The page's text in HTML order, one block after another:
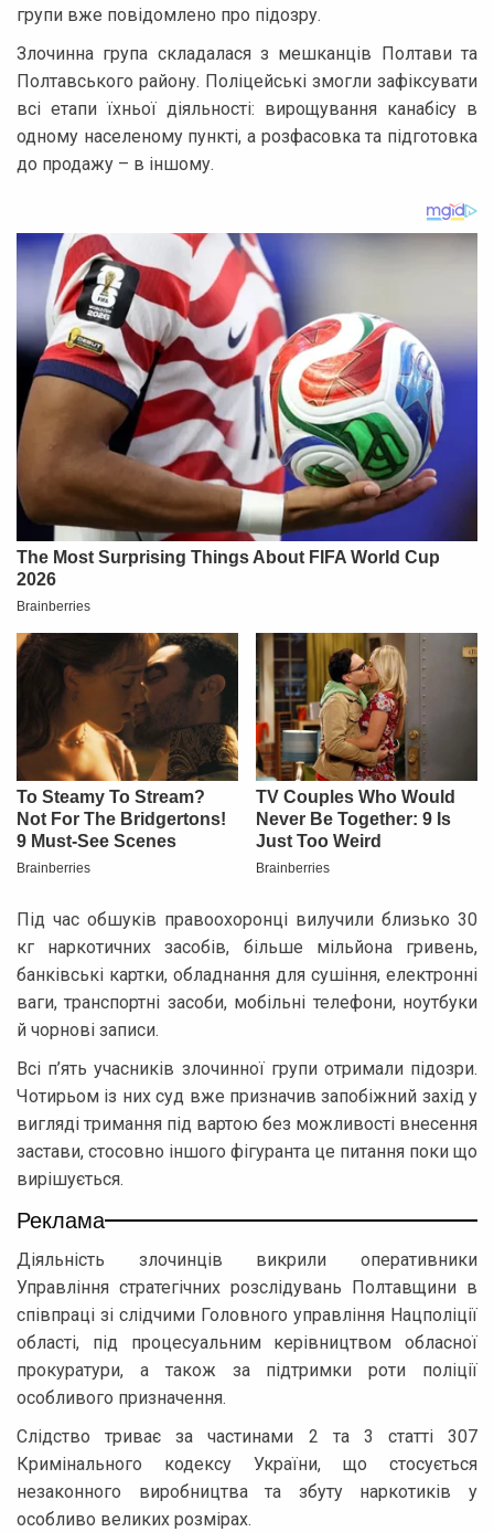
групи вже повідомлено про підозру.
Злочинна група складалася з мешканців Полтави та
Полтавського району. Поліцейські змогли зафіксувати
всі етапи їхньої діяльності: вирощування канабісу в
одному населеному пункті, а розфасовка та підготовка
до продажу – в іншому.
Під час обшуків правоохоронці вилучили близько 30
кг наркотичних засобів, більше мільйона гривень,
банківські картки, обладнання для сушіння, електронні
ваги, транспортні засоби, мобільні телефони, ноутбуки
й чорнові записи.
Всі п’ять учасників злочинної групи отримали підозри.
Чотирьом із них суд вже призначив запобіжний захід у
вигляді тримання під вартою без можливості внесення
застави, стосовно іншого фігуранта це питання поки що
вирішується.
Реклама
Діяльність злочинців викрили оперативники
Управління стратегічних розслідувань Полтавщини в
співпраці зі слідчими Головного управління Нацполіції
області, під процесуальним керівництвом обласної
прокуратури, а також за підтримки роти поліції
особливого призначення.
Слідство триває за частинами 2 та 3 статті 307
Кримінального кодексу України, що стосується
незаконного виробництва та збуту наркотиків у
особливо великих розмірах.